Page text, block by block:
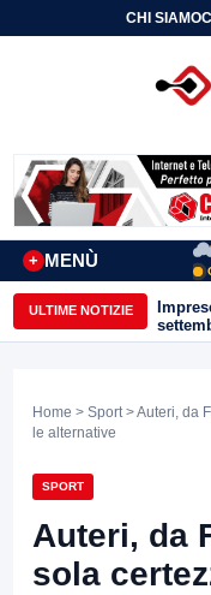
CHI SIAMO
MENÙ
+
ULTIME NOTIZIE
e
Home > Sport > Auteri, da
le alternative
SPORT
Auteri, da
sola